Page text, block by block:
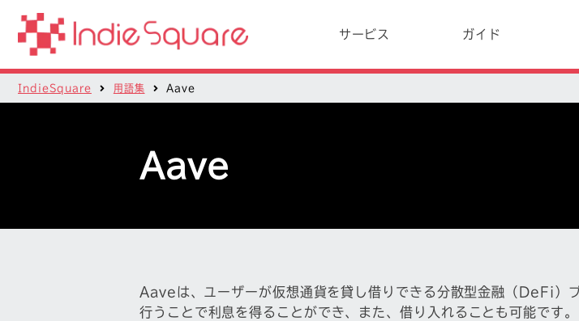
サービス ガイド
IndieSquare 用語集 Aave
Aave
Aaveは、ユーザーが仮想通貨を貸し借りできる分散型金融（DeFi）
行うことで利息を得ることができ、また、借り入れることも可能です。